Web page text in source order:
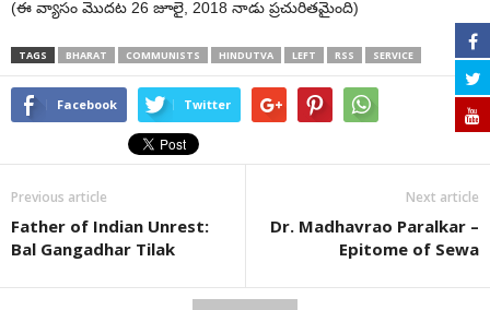
(ఈ వ్యాసం మొదట 26 జూలై, 2018 నాడు ప్రచురితమైంది)
TAGS BHARAT COMMUNISTS HINDUTVA LEFT RSS SERVICE
Facebook Twitter
Previous article
Father of Indian Unrest:
Bal Gangadhar Tilak
Next article
Dr. Madhavrao Paralkar –
Epitome of Sewa